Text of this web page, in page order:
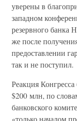
уверены в
западном
резервного банка
же после
предоставлении
так и не поступил.
Реакция
$200 млн, по
банковского
«только началом